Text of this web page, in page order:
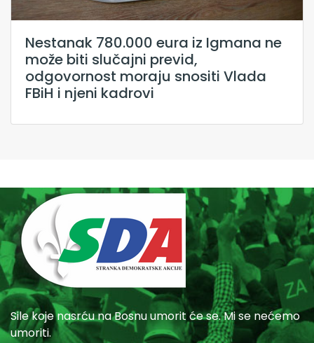
Nestanak 780.000 eura iz Igmana ne
može biti slučajni previd,
odgovornost moraju snositi Vlada
FBiH i njeni kadrovi
Sile koje nasrću na Bosnu umorit će se. Mi se nećemo
umoriti.